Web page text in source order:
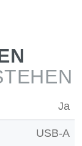
Ja
USB-A